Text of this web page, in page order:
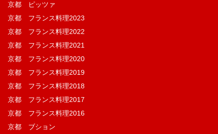
京都 ピッツァ
京都 フランス料理2023
京都 フランス料理2022
京都 フランス料理2021
京都 フランス料理2020
京都 フランス料理2019
京都 フランス料理2018
京都 フランス料理2017
京都 フランス料理2016
京都 ブション